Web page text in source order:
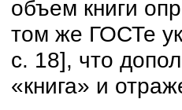
объем книги
том же ГОСТе
c. 18], что
«книга» и